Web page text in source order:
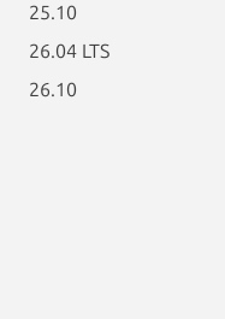
25.10
26.04 LTS
26.10